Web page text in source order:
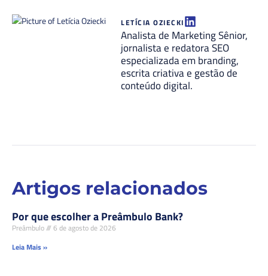
LETÍCIA OZIECKI
Analista de Marketing Sênior,
jornalista e redatora SEO
especializada em branding,
escrita criativa e gestão de
conteúdo digital.
Artigos relacionados
Por que escolher a Preâmbulo Bank?
Preâmbulo
6 de agosto de 2026
Leia Mais »